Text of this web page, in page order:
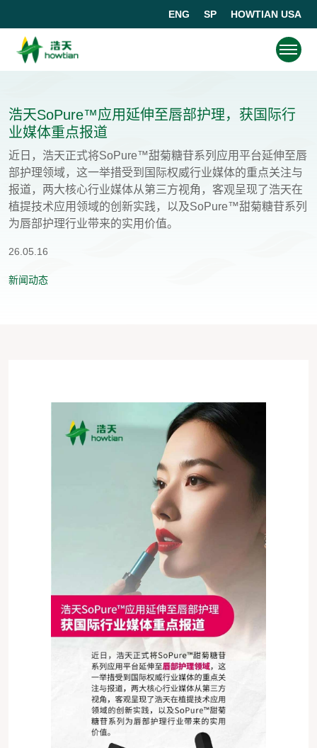
ENG SP HOWTIAN USA
浩天SoPure™️应用延伸至唇部护理，获国际行
业媒体重点报道
近日，浩天正式将SoPure™️甜菊糖苷系列应用平台延伸至唇
部护理领域，这一举措受到国际权威行业媒体的重点关注与
报道，两大核心行业媒体从第三方视角，客观呈现了浩天在
植提技术应用领域的创新实践，以及SoPure™️甜菊糖苷系列
为唇部护理行业带来的实用价值。
26.05.16
新闻动态